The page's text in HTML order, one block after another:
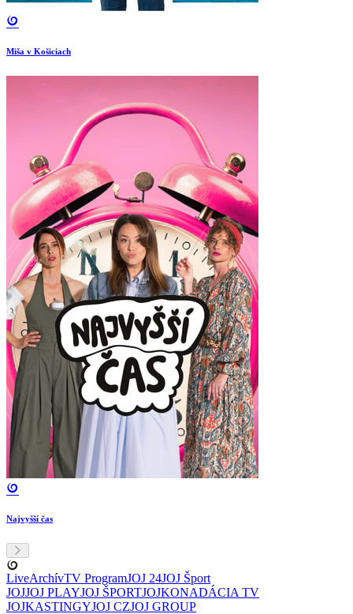
Miša v Košiciach
Najvyšší čas
LiveArchívTV ProgramJOJ 24JOJ Šport
JOJJOJ PLAYJOJ ŠPORTJOJKONADÁCIA TV
JOJKASTINGYJOJ CZJOJ GROUP